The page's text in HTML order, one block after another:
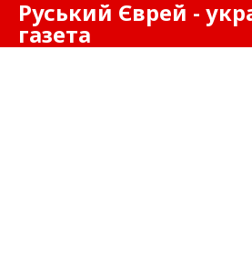
Руський Єврей -
газета